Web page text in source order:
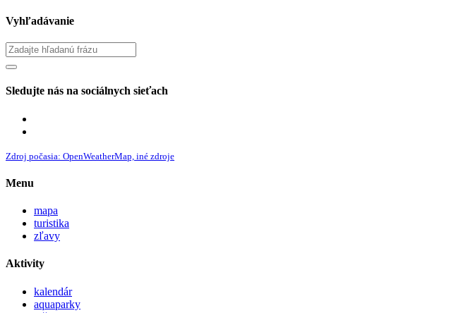
Vyhľadávanie
Sledujte nás na sociálnych sieťach
Zdroj počasia: OpenWeatherMap, iné zdroje
Menu
mapa
turistika
zľavy
Aktivity
kalendár
aquaparky